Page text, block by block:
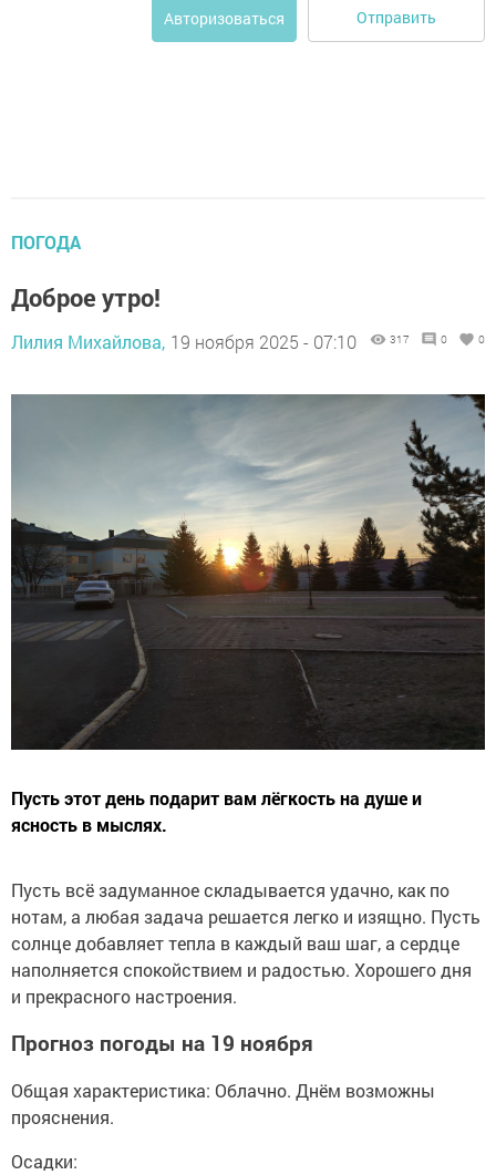
Авторизоваться Отправить
ПОГОДА
Доброе утро!
Лилия Михайлова, 19 ноября 2025 - 07:10 317 0 0
Пусть этот день подарит вам лёгкость на душе и
ясность в мыслях.
Пусть всё задуманное складывается удачно, как по
нотам, а любая задача решается легко и изящно. Пусть
солнце добавляет тепла в каждый ваш шаг, а сердце
наполняется спокойствием и радостью. Хорошего дня
и прекрасного настроения.
Прогноз погоды на 19 ноября
Общая характеристика: Облачно. Днём возможны
прояснения.
Осадки: